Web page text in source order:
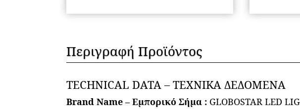
220-
&
Μπεζ
Περιγραφή Προϊόντος
TECHNICAL DATA – ΤΕΧΝΙΚΑ ΔΕΔΟΜΕΝΑ
Brand Name – Εμπορικό Σήμα : GLOBOSTAR LED